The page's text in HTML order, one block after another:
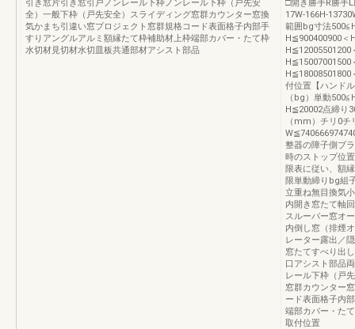
引き窓片引き窓引戸ノンレール下枠ノンレール下枠（戸先安
全）一般下枠（戸先安全）スライディング窓群カウンター窓換
気かまち引違い窓プロジェクト窓群規格コード表面格子内部手
すりアングルアルミ額縁たて枠補助材上枠端部カバー・たて枠
水切材見切材水切皿板共通部材アシスト部品
□開き勝手R勝手
17W-166H-
範囲bg寸法
H≦900400900＜
H≦12005501200
H≦15007001500
H≦18008501800
付位置【ハンド
（bg）単動
H≦20002点締り
（mm）チリ0
整器の障子側ブ
時のストップ位
限表に従い、額
限単動締りbg組
立重ね無目換気
内開き窓たて軸
スルーバー窓オ
内倒し窓（排煙
レーター露出／
窓たてすべり出
口アシスト部品
レール下枠（戸
窓群カウンター
ード表面格子内
端部カバー・た
取付位置